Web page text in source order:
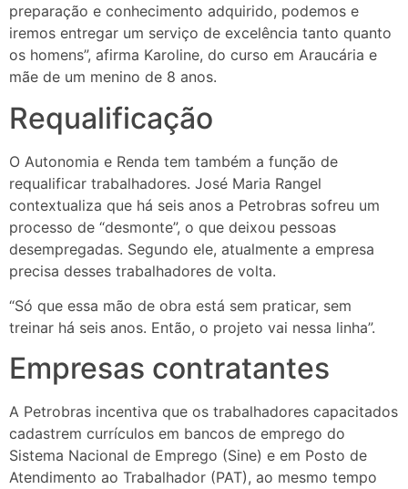
preparação e conhecimento adquirido, podemos e
iremos entregar um serviço de excelência tanto quanto
os homens”, afirma Karoline, do curso em Araucária e
mãe de um menino de 8 anos.
Requalificação
O Autonomia e Renda tem também a função de
requalificar trabalhadores. José Maria Rangel
contextualiza que há seis anos a Petrobras sofreu um
processo de “desmonte”, o que deixou pessoas
desempregadas. Segundo ele, atualmente a empresa
precisa desses trabalhadores de volta.
“Só que essa mão de obra está sem praticar, sem
treinar há seis anos. Então, o projeto vai nessa linha”.
Empresas contratantes
A Petrobras incentiva que os trabalhadores capacitados
cadastrem currículos em bancos de emprego do
Sistema Nacional de Emprego (Sine) e em Posto de
Atendimento ao Trabalhador (PAT), ao mesmo tempo